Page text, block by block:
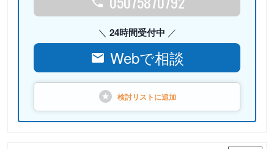
24時間受付中
Webで相談
検討リストに追加